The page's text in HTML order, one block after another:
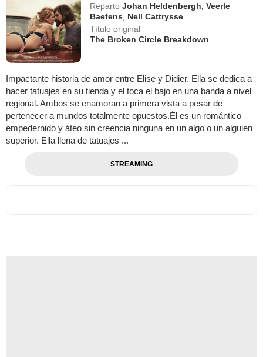
Reparto Johan Heldenbergh ,Veerle
Baetens
Nell Cattrysse
Título original
The Broken Circle Breakdown
Impactante historia de amor entre Elise y Didier. Ella se dedica a
hacer tatuajes en su tienda y el toca el bajo en una banda a nivel
regional. Ambos se enamoran a primera vista a pesar de
pertenecer a mundos totalmente opuestos.Él es un romántico
empedernido y áteo sin creencia ninguna en un algo o un alguien
superior. Ella llena de tatuajes ...
STREAMING